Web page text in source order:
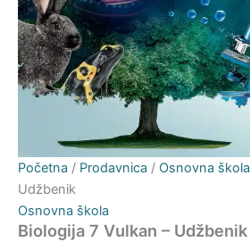
Početna / Prodavnica / Osnovna škola
Udžbenik
Osnovna škola
Biologija 7 Vulkan – Udžbenik